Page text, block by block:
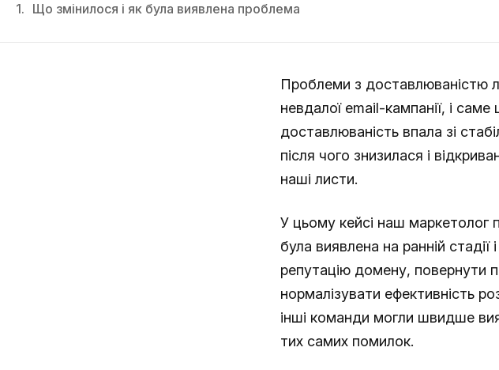
1. Що змінилося і як була виявлена проблема
Проблеми з доставлюваністю
невдалої email-кампанії, і
доставлюваність впала зі
після чого знизилася і
наші листи.
У цьому кейсі наш
була виявлена на ранній
репутацію домену, повернути
нормалізувати ефективність
інші команди могли швидше
тих самих помилок.